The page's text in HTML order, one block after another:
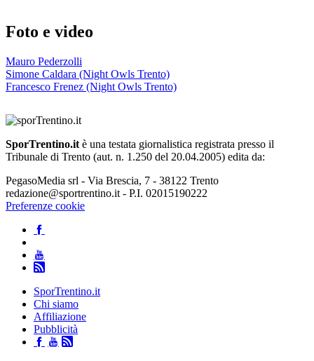
Foto e video
Mauro Pederzolli
Simone Caldara (Night Owls Trento)
Francesco Frenez (Night Owls Trento)
SporTrentino.it è una testata giornalistica registrata presso il
Tribunale di Trento (aut. n. 1.250 del 20.04.2005) edita da:
PegasoMedia srl - Via Brescia, 7 - 38122 Trento
redazione@sportrentino.it - P.I. 02015190222
Preferenze cookie
SporTrentino.it
Chi siamo
Affiliazione
Pubblicità